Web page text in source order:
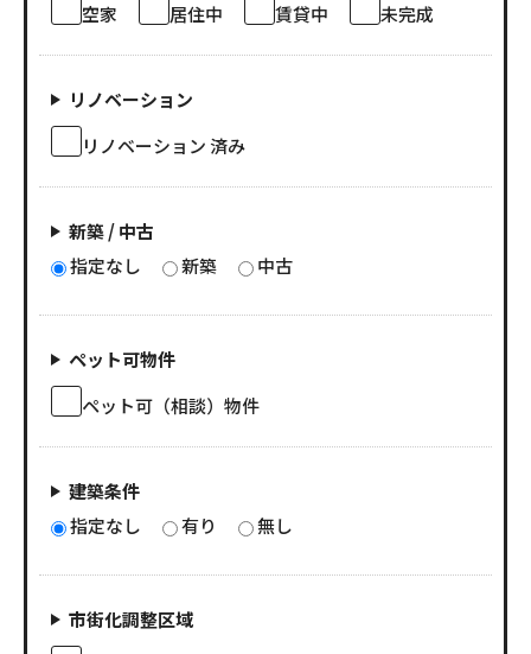
空家
居住中 賃貸中 未完成
リノベーション
リノベーション 済み
新築 / 中古
指定なし
新築 中古
ペット可物件
ペット可（相談）物件
建築条件
指定なし
有り 無し
市街化調整区域